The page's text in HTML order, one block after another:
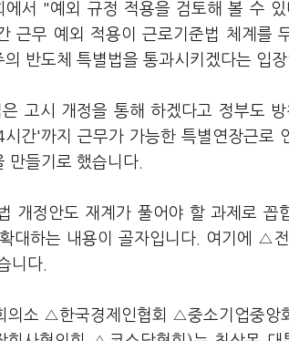
에서 "예외 규정 적용을 검토해 볼 수
근무 예외 적용이 근로기준법 체계를
반도체 특별법을 통과시키겠다는 입장
고시 개정을 통해 하겠다고 정부도
간'까지 근무가 가능한 특별연장근로
만들기로 했습니다.
개정안도 재계가 풀어야 할 과제로 꼽
대하는 내용이 골자입니다. 여기에 △
니다.
의소 △한국경제인협회 △중소기업중